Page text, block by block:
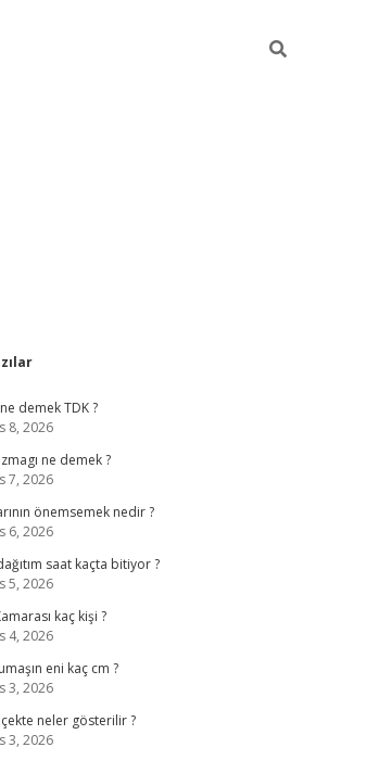
demek TDK ?
8, 2026
ne demek ?
7, 2026
önemsemek nedir ?
6, 2026
saat kaçta bitiyor ?
5, 2026
kaç kişi ?
4, 2026
eni kaç cm ?
3, 2026
neler gösterilir ?
3, 2026